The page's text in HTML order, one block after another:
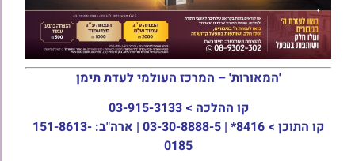
'המאורות' – המרכז העולמי לעדת תימן
קו ההלכה > 03-915-3133
קו התוכן >
8416* | 03-30-8888-5 | ארה"ב: 151-8613-
0185